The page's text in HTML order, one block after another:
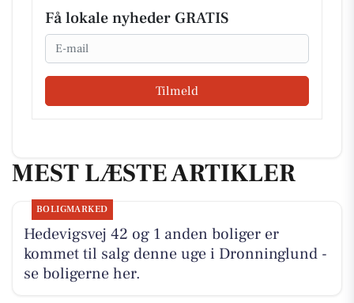
Få lokale nyheder GRATIS
Email
Tilmeld
MEST LÆSTE ARTIKLER
BOLIGMARKED
Hedevigsvej 42 og 1 anden boliger er
kommet til salg denne uge i Dronninglund -
se boligerne her.